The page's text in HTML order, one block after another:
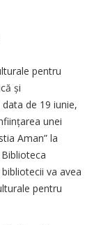
pentru
și
de 19 iunie,
unei
Aman” la
va avea
pentru